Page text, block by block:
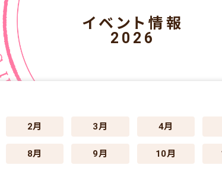
イベント情報
2026
2月 3月 4月
8月 9月 10月